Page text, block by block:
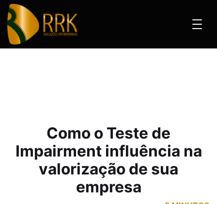
Como o Teste de
Impairment influência na
valorização de sua
empresa